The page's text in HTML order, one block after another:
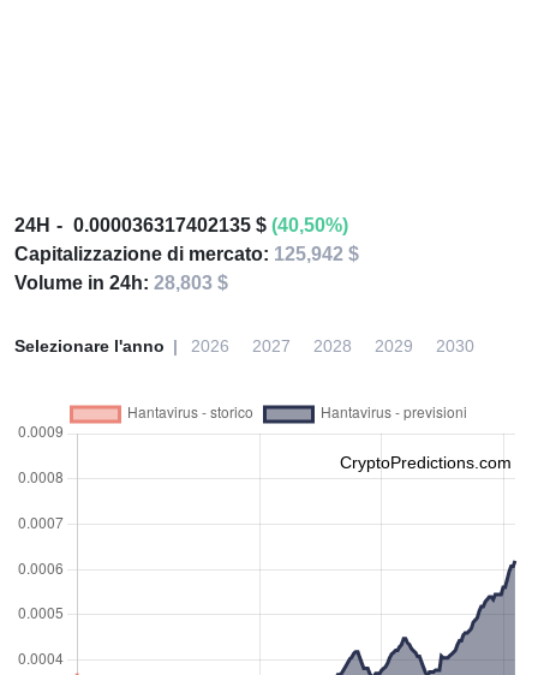
24H 0.000036317402135 $ (40,50%)
Capitalizzazione di mercato: 125,942 $
Volume in 24h: 28,803 $
Selezionare l'anno 2026 2027 2028 2029 2030
CryptoPredictions.com